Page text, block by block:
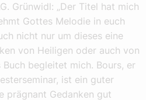
Grünwidl: „Der Titel hat mich
Gottes Melodie in euch
nicht nur um dieses eine
von Heiligen oder auch von
begleitet mich. Bours, er
ist ein guter
prägnant Gedanken gut